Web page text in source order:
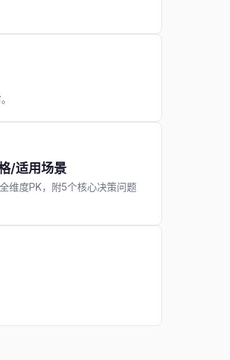
/适用场景
维度PK，附5个核心决策问题